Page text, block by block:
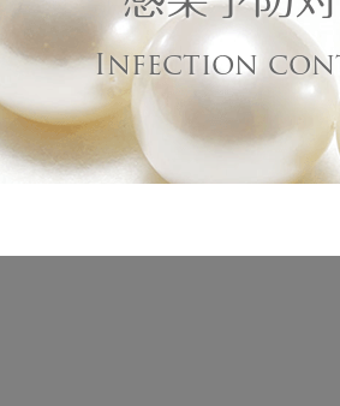
Infection